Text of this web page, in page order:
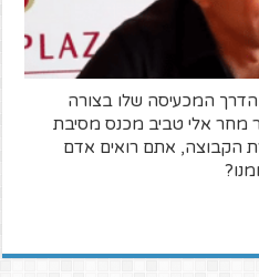
המכעיסה שלו בצורה
מחר אלי טביב מכנס מסיבת
הקבוצה, אתם רואים אדם